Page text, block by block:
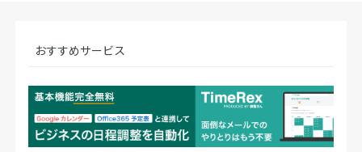
おすすめサービス